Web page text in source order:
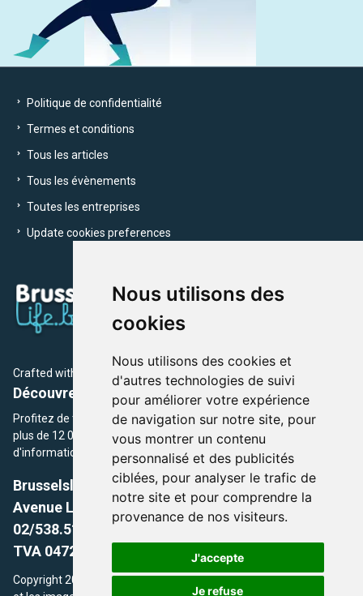
Nous utilisons des
cookies
Nous utilisons des cookies et
d'autres technologies de suivi
pour améliorer votre expérience
de navigation sur notre site, pour
vous montrer un contenu
personnalisé et des publicités
ciblées, pour analyser le trafic de
notre site et pour comprendre la
provenance de nos visiteurs.
J'accepte
Je refuse
Politique de confidentialité
Termes et conditions
Tous les articles
Tous les évènements
Toutes les entreprises
Update cookies preferences
Crafted with by Brusselslife Team
Découvrez plus de 12 000 adresses et événements
Profitez de toutes les sections de BrusselsLife.be et découvrez
plus de 12 000 adresses et un grand choix d'événements,
d'informations et de conseils et astuces de notre écriture.
Brusselslife.be
Avenue Louise, 500 -1050 Ixelles, Brussels,
02/538.51.49.
TVA 0472.281.221
Copyright 2026 © Brusselslife.be Tous droits réservés. Le contenu